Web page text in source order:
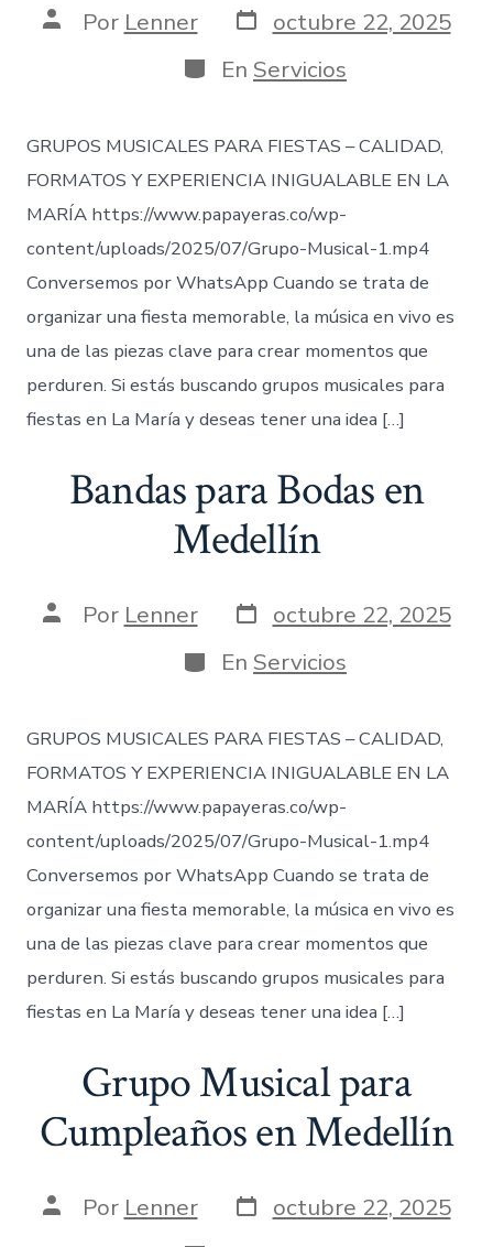
AutorPor Lenner Fecha
de
publicación
octubre 22, 2025
Categorías
En Servicios
GRUPOS MUSICALES PARA FIESTAS – CALIDAD,
FORMATOS Y EXPERIENCIA INIGUALABLE EN LA
MARÍA https://www.papayeras.co/wp-
content/uploads/2025/07/Grupo-Musical-1.mp4
Conversemos por WhatsApp Cuando se trata de
organizar una fiesta memorable, la música en vivo es
una de las piezas clave para crear momentos que
perduren. Si estás buscando grupos musicales para
fiestas en La María y deseas tener una idea […]
Bandas para Bodas en
Medellín
AutorPor Lenner Fecha
de
publicación
octubre 22, 2025
Categorías
En Servicios
GRUPOS MUSICALES PARA FIESTAS – CALIDAD,
FORMATOS Y EXPERIENCIA INIGUALABLE EN LA
MARÍA https://www.papayeras.co/wp-
content/uploads/2025/07/Grupo-Musical-1.mp4
Conversemos por WhatsApp Cuando se trata de
organizar una fiesta memorable, la música en vivo es
una de las piezas clave para crear momentos que
perduren. Si estás buscando grupos musicales para
fiestas en La María y deseas tener una idea […]
Grupo Musical para
Cumpleaños en Medellín
AutorPor Lenner Fecha
de
octubre 22, 2025